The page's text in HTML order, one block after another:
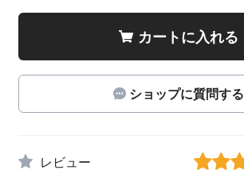
カートに入れる
ショップに質問する
レビュー